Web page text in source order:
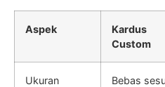
Aspek
Kardus
Custom
Ukuran
Bebas